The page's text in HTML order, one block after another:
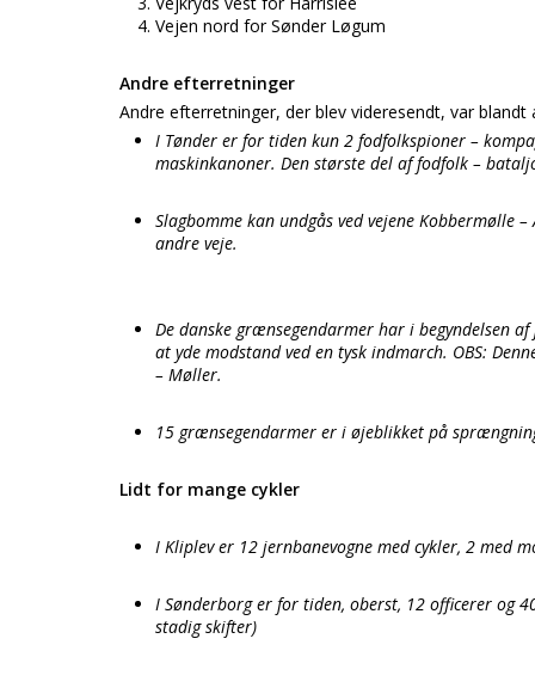
Vejen nord for Sønder Løgum
Andre efterretninger
Andre efterretninger, der blev videresendt, var blandt
I Tønder er for tiden kun 2 fodfolkspioner –
maskinkanoner. Den største del af fodfolk –
Slagbomme kan undgås ved vejene Kobbermølle
andre veje.
De danske grænsegendarmer har i begyndelsen
at yde modstand ved en tysk indmarch. OBS:
– Møller.
15 grænsegendarmer er i øjeblikket på
Lidt for mange cykler
I Kliplev er 12 jernbanevogne med cykler, 2 med
I Sønderborg er for tiden, oberst, 12 officerer og
stadig skifter)